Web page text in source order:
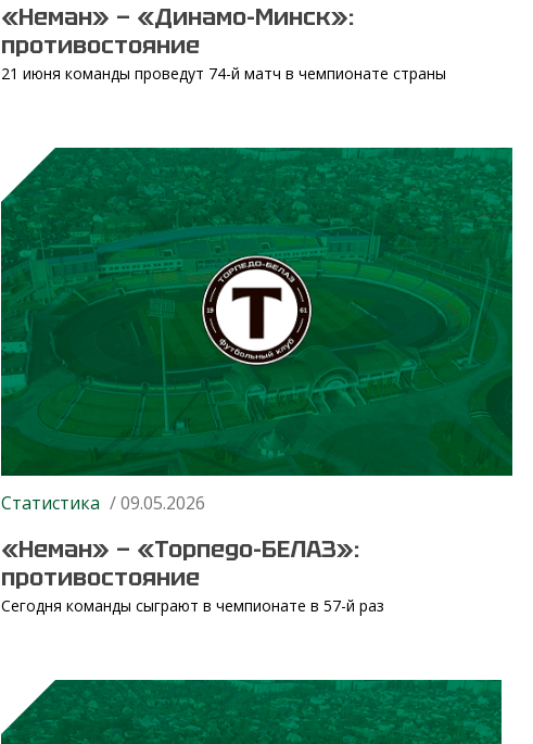
«Неман» — «Динамо-Минск»:
противостояние
21 июня команды проведут 74-й матч в чемпионате страны
Статистика / 09.05.2026
«Неман» — «Торпедо-БЕЛАЗ»:
противостояние
Сегодня команды сыграют в чемпионате в 57-й раз